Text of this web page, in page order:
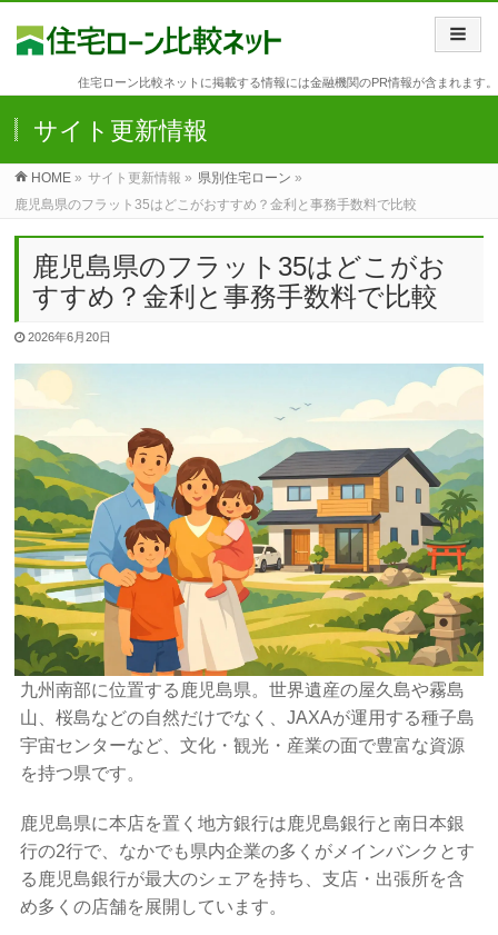
住宅ローン比較ネットに掲載する情報には金融機関のPR情報が含まれます。
サイト更新情報
HOME » サイト更新情報 » 県別住宅ローン »
鹿児島県のフラット35はどこがおすすめ？金利と事務手数料で比較
鹿児島県のフラット35はどこがお
すすめ？金利と事務手数料で比較
2026年6月20日
九州南部に位置する鹿児島県。世界遺産の屋久島や霧島
山、桜島などの自然だけでなく、JAXAが運用する種子島
宇宙センターなど、文化・観光・産業の面で豊富な資源
を持つ県です。
鹿児島県に本店を置く地方銀行は鹿児島銀行と南日本銀
行の2行で、なかでも県内企業の多くがメインバンクとす
る鹿児島銀行が最大のシェアを持ち、支店・出張所を含
め多くの店舗を展開しています。